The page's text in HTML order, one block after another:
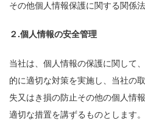
その他個人情報保護に関する関係
２.個人情報の安全管理
当社は、個人情報の保護に関して
的に適切な対策を実施し、当社の
失又はき損の防止その他の個人情
適切な措置を講ずるものとします。